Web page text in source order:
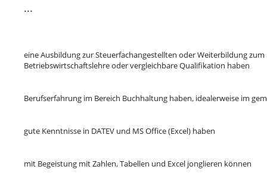
...
eine Ausbildung zur Steuerfachangestellten oder Weiterbildung
Betriebswirtschaftslehre oder vergleichbare Qualifikation haben
Berufserfahrung im Bereich Buchhaltung haben, idealerweise im
gute Kenntnisse in DATEV und MS Office (Excel) haben
mit Begeistung mit Zahlen, Tabellen und Excel jonglieren können